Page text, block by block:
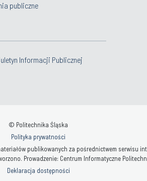
publiczne
Informacji Publicznej
© Politechnika Śląska
Polityka prywatności
publikowanych za pośrednictwem serwisu
Prowadzenie: Centrum Informatyczne
Deklaracja dostępności